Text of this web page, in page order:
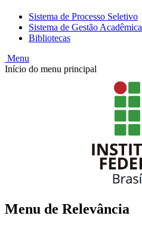
Sistema de Processo Seletivo
Sistema de Gestão Acadêmica
Bibliotecas
Menu
Início do menu principal
Menu de Relevância